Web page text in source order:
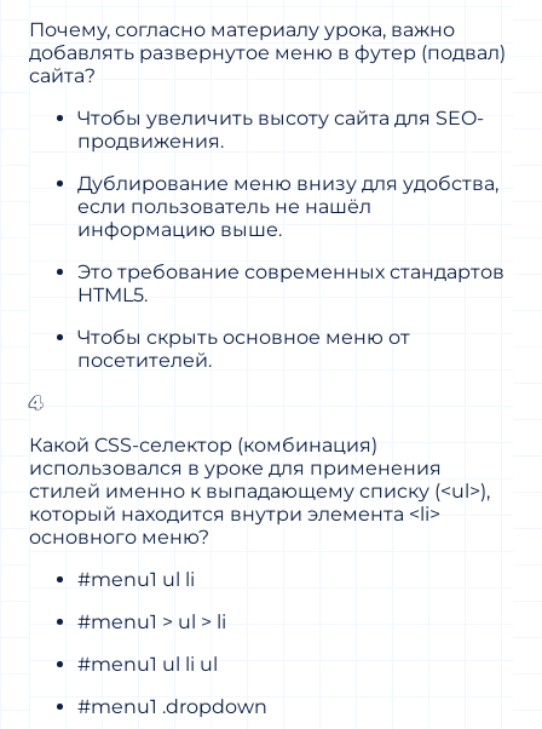
Почему, согласно материалу урока, важно
добавлять развернутое меню в футер (подвал)
сайта?
Чтобы увеличить высоту сайта для SEO-
продвижения.
Дублирование меню внизу для удобства,
если пользователь не нашёл
информацию выше.
Это требование современных стандартов
HTML5.
Чтобы скрыть основное меню от
посетителей.
4
Какой CSS-селектор (комбинация)
использовался в уроке для применения
стилей именно к выпадающему списку (<ul>),
который находится внутри элемента <li>
основного меню?
#menu1 ul li
#menu1 > ul > li
#menu1 ul li ul
#menu1 .dropdown